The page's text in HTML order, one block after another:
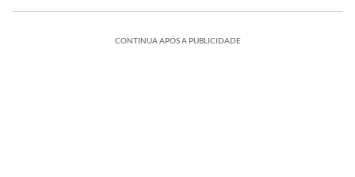
CONTINUA APÓS A PUBLICIDADE